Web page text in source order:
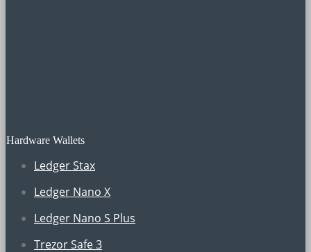
Hardware Wallets
Ledger Stax
Ledger Nano X
Ledger Nano S Plus
Trezor Safe 3